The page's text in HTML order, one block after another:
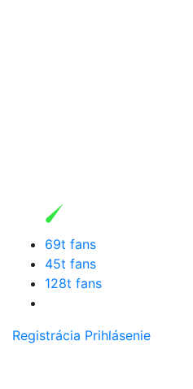
69t fans
45t fans
128t fans
Registrácia Prihlásenie